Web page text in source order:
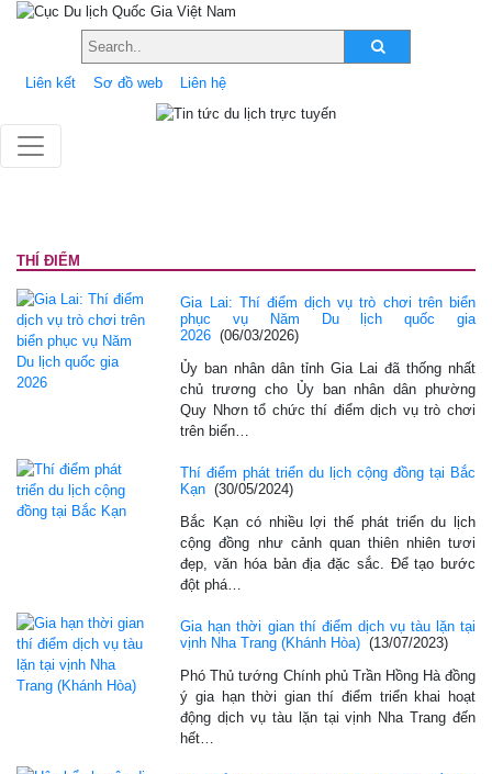
Liên kết Sơ đồ web Liên hệ
THÍ ĐIỂM
Gia Lai: Thí điểm dịch vụ trò chơi trên biển
phục vụ Năm Du lịch quốc gia
2026 (06/03/2026)
Ủy ban nhân dân tỉnh Gia Lai đã thống nhất
chủ trương cho Ủy ban nhân dân phường
Quy Nhơn tổ chức thí điểm dịch vụ trò chơi
trên biển…
Thí điểm phát triển du lịch cộng đồng tại Bắc
Kạn (30/05/2024)
Bắc Kạn có nhiều lợi thế phát triển du lịch
cộng đồng như cảnh quan thiên nhiên tươi
đẹp, văn hóa bản địa đặc sắc. Để tạo bước
đột phá…
Gia hạn thời gian thí điểm dịch vụ tàu lặn tại
vịnh Nha Trang (Khánh Hòa) (13/07/2023)
Phó Thủ tướng Chính phủ Trần Hồng Hà đồng
ý gia hạn thời gian thí điểm triển khai hoạt
động dịch vụ tàu lặn tại vịnh Nha Trang đến
hết…